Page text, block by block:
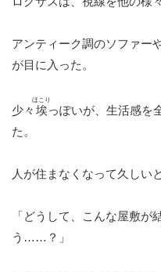
アンティーク調のソファー
が目に入った。
少々 埃
ほこり
っぽいが、生活感を
た。
人が住まなくなって久しい
「どうして、こんな屋敷が
う……？」